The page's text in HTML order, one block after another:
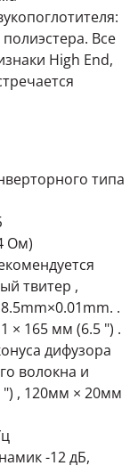
Все
High End,
типа
Ом)
твитер ,
.
× 165 мм (6.5 ") .
дифузора
волокна и
") , 120мм × 20мм
-12 дБ,